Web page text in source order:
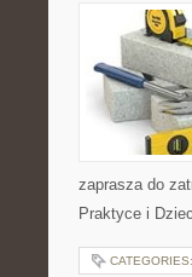
zaprasza do
Praktyce i
CATEGORIES: